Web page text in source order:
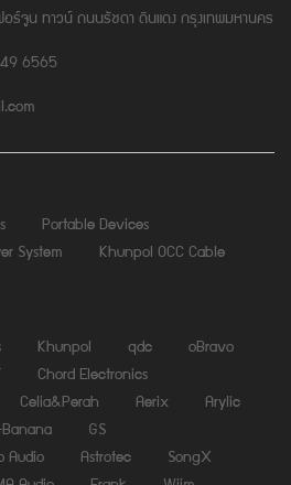
ร์จูน ทาวน์ ถนนรัชดา ดินแดง กรุงเทพมหานคร
6565
Portable Devices
System
Khunpol OCC Cable
Khunpol qdc
oBravo
Chord Electronics
Celia&Perah Aerix
Arylic
GS
Audio Astrotec
SongX